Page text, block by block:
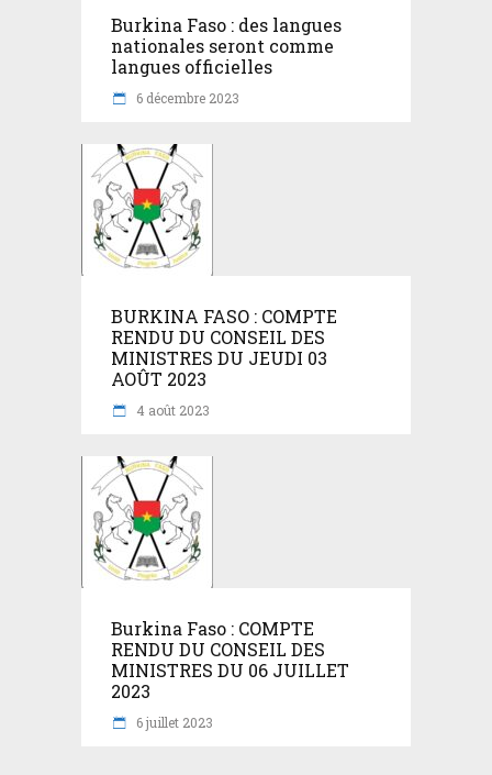
Burkina Faso : des langues
nationales seront comme
langues officielles
6 décembre 2023
BURKINA FASO : COMPTE
RENDU DU CONSEIL DES
MINISTRES DU JEUDI 03
AOÛT 2023
4 août 2023
Burkina Faso : COMPTE
RENDU DU CONSEIL DES
MINISTRES DU 06 JUILLET
2023
6 juillet 2023